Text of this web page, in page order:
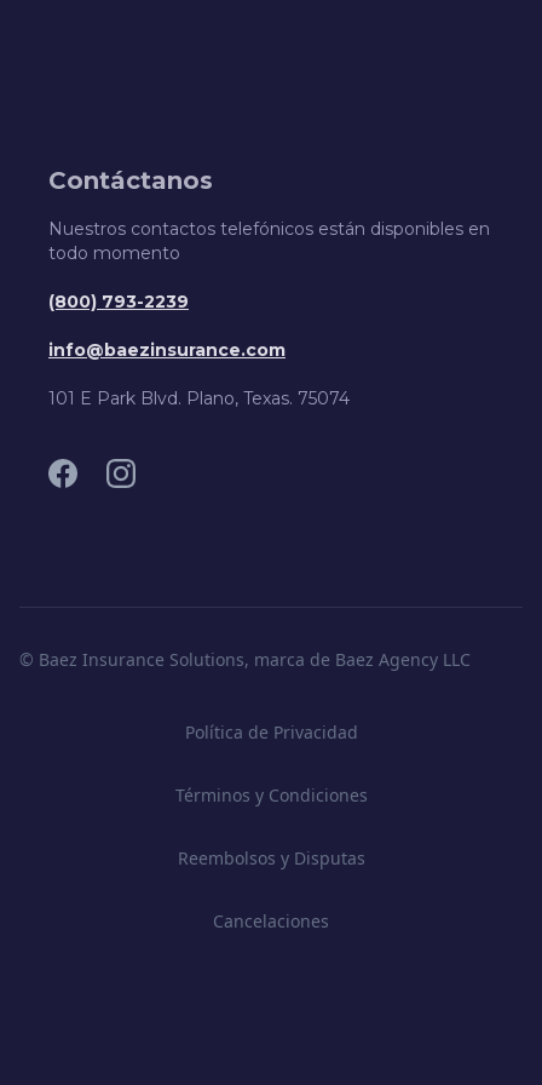
Contáctanos
Nuestros contactos telefónicos están disponibles en
todo momento
(800) 793-2239
info@baezinsurance.com
101 E Park Blvd. Plano, Texas. 75074
© Baez Insurance Solutions, marca de Baez Agency LLC
Política de Privacidad
Términos y Condiciones
Reembolsos y Disputas
Cancelaciones